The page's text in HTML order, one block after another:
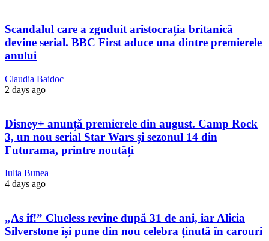
Scandalul care a zguduit aristocrația britanică
devine serial. BBC First aduce una dintre premierele
anului
Claudia Baidoc
2 days ago
Disney+ anunță premierele din august. Camp Rock
3, un nou serial Star Wars și sezonul 14 din
Futurama, printre noutăți
Iulia Bunea
4 days ago
„As if!” Clueless revine după 31 de ani, iar Alicia
Silverstone își pune din nou celebra ținută în carouri